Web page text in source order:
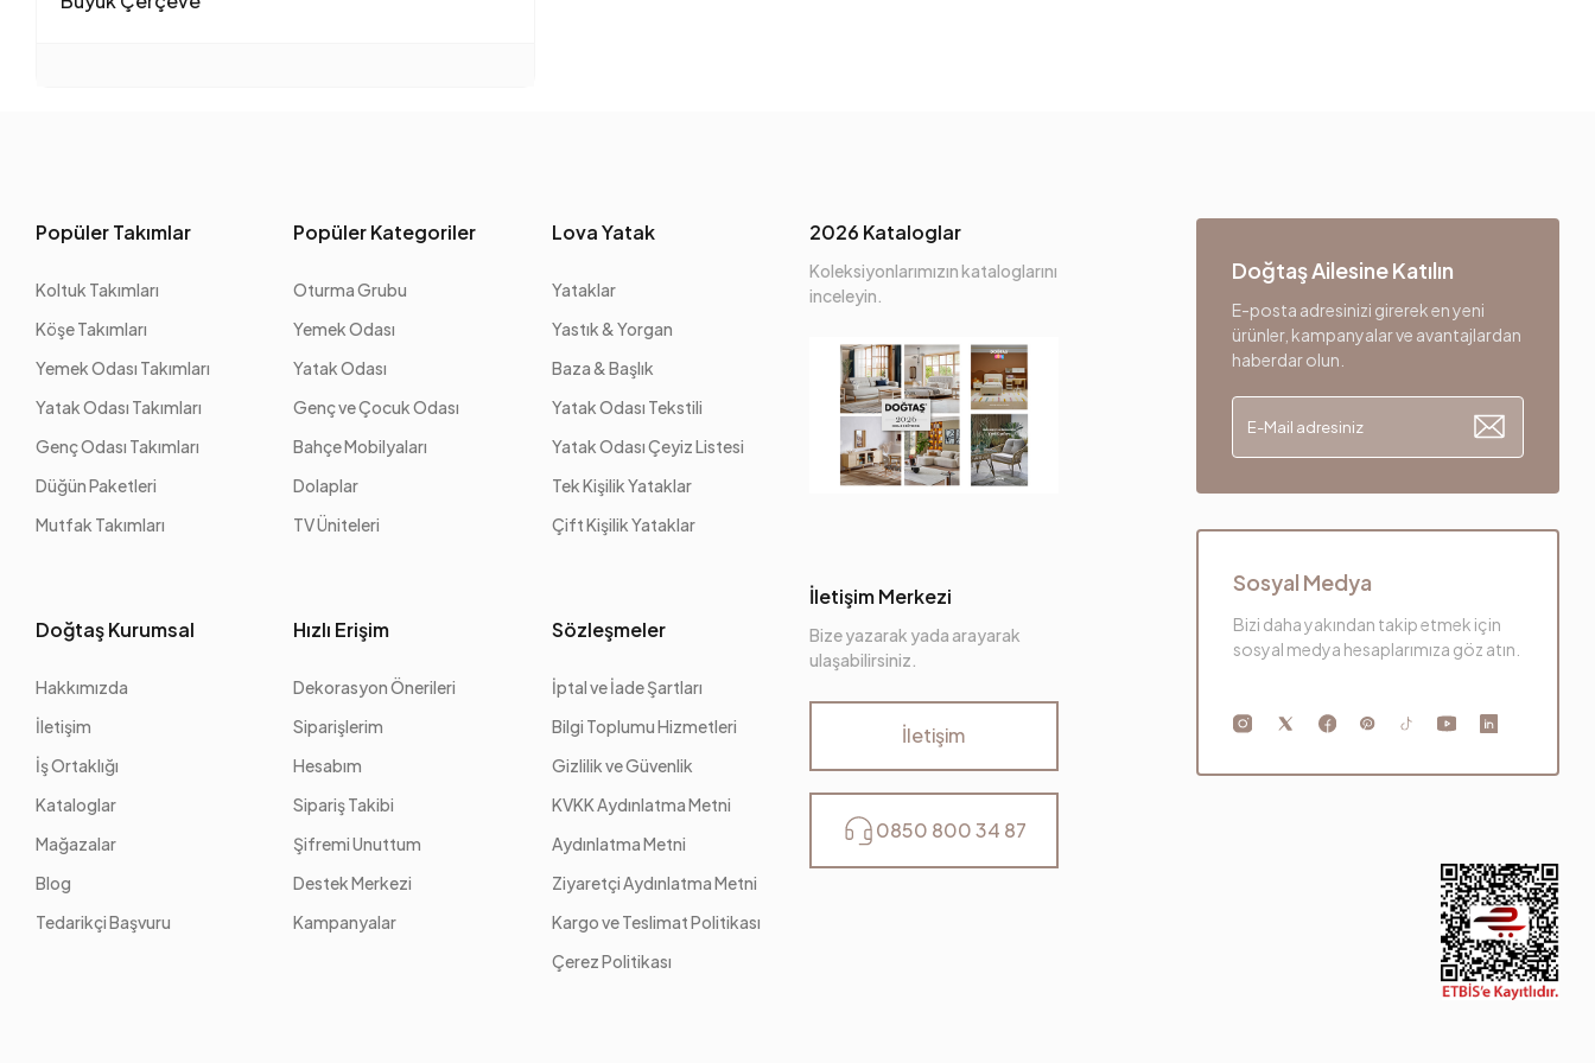
Popüler Takımlar
Koltuk Takımları
Köşe Takımları
Yemek Odası Takımları
Yatak Odası Takımları
Genç Odası Takımları
Düğün Paketleri
Mutfak Takımları
Popüler Kategoriler
Oturma Grubu
Yemek Odası
Yatak Odası
Genç ve Çocuk Odası
Bahçe Mobilyaları
Dolaplar
TV Üniteleri
Lova Yatak
Yataklar
Yastık & Yorgan
Baza & Başlık
Yatak Odası Tekstili
Yatak Odası Çeyiz Listesi
Tek Kişilik Yataklar
Çift Kişilik Yataklar
Doğtaş Kurumsal
Hakkımızda
İletişim
İş Ortaklığı
Kataloglar
Mağazalar
Blog
Tedarikçi Başvuru
Hızlı Erişim
Dekorasyon Önerileri
Siparişlerim
Hesabım
Sipariş Takibi
Şifremi Unuttum
Destek Merkezi
Kampanyalar
Sözleşmeler
İptal ve İade Şartları
Bilgi Toplumu Hizmetleri
Gizlilik ve Güvenlik
KVKK Aydınlatma Metni
Aydınlatma Metni
Ziyaretçi Aydınlatma Metni
Kargo ve Teslimat Politikası
Çerez Politikası
2026 Kataloglar
Koleksiyonlarımızın kataloglarını
inceleyin.
İletişim Merkezi
Bize yazarak yada arayarak
ulaşabilirsiniz.
İletişim
0850 800 34 87
Doğtaş Ailesine Katılın
E-posta adresinizi girerek en yeni
ürünler, kampanyalar ve avantajlardan
haberdar olun.
Sosyal Medya
Bizi daha yakından takip etmek için
sosyal medya hesaplarımıza göz atın.